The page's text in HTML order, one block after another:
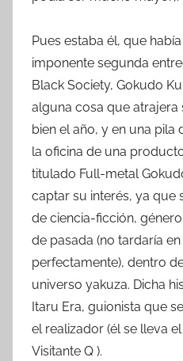
Pues estaba él, que
imponente segunda
Black Society, Gokudo
alguna cosa que
bien el año, y en una
la oficina de una
titulado Full-metal
captar su interés, ya que
de ciencia-ficción,
de pasada (no tardaría
perfectamente), dentro
universo yakuza. Dicha
Itaru Era, guionista que
el realizador (él se lleva
Visitante Q ).